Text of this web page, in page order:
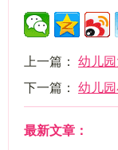
上一篇： 幼儿
下一篇： 幼儿
最新文章：